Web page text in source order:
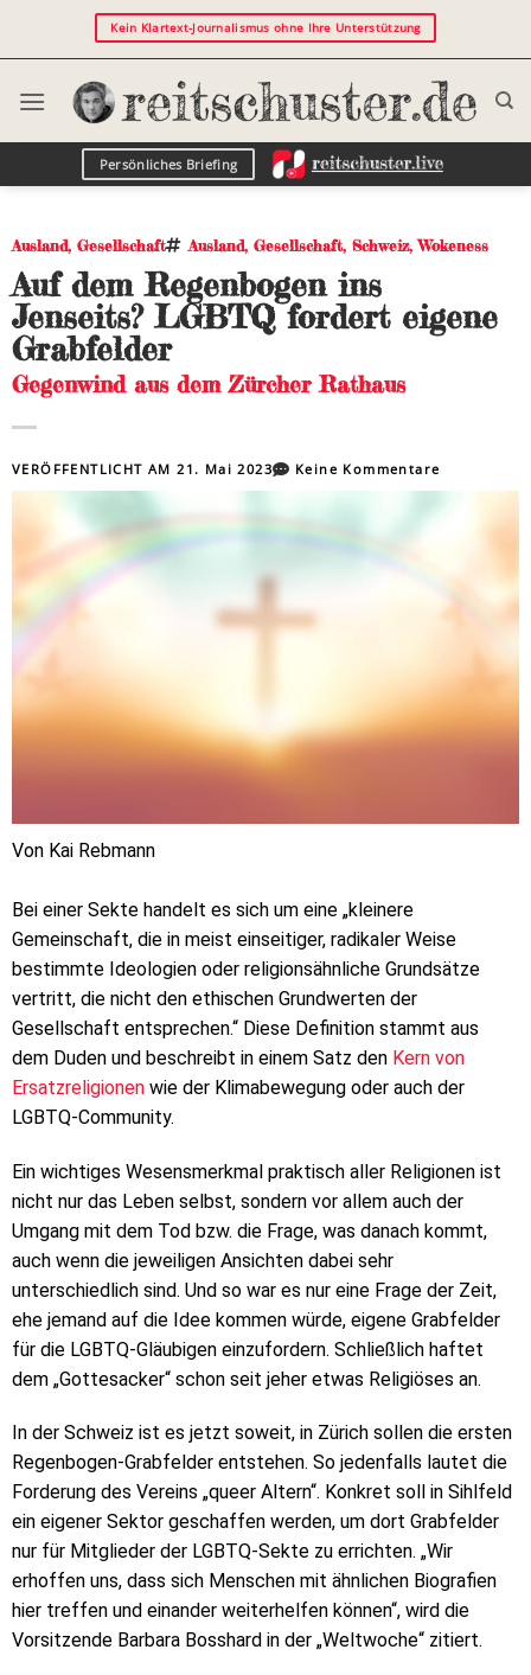
Kein Klartext-Journalismus ohne Ihre Unterstützung
Persönliches Briefing
Ausland, Gesellschaft Ausland, Gesellschaft, Schweiz,Wokeness
Auf dem Regenbogen ins
Jenseits? LGBTQ fordert eigene
Grabfelder
Gegenwind aus dem Zürcher Rathaus
VERÖFFENTLICHT AM21. Mai 2023 Keine Kommentare
Von Kai Rebmann
Bei einer Sekte handelt es sich um eine „kleinere
Gemeinschaft, die in meist einseitiger, radikaler Weise
bestimmte Ideologien oder religionsähnliche Grundsätze
vertritt, die nicht den ethischen Grundwerten der
Gesellschaft entsprechen.“ Diese Definition stammt aus
dem Duden und beschreibt in einem Satz den Kern von
Ersatzreligionen wie der Klimabewegung oder auch der
LGBTQ-Community.
Ein wichtiges Wesensmerkmal praktisch aller Religionen ist
nicht nur das Leben selbst, sondern vor allem auch der
Umgang mit dem Tod bzw. die Frage, was danach kommt,
auch wenn die jeweiligen Ansichten dabei sehr
unterschiedlich sind. Und so war es nur eine Frage der Zeit,
ehe jemand auf die Idee kommen würde, eigene Grabfelder
für die LGBTQ-Gläubigen einzufordern. Schließlich haftet
dem „Gottesacker“ schon seit jeher etwas Religiöses an.
In der Schweiz ist es jetzt soweit, in Zürich sollen die ersten
Regenbogen-Grabfelder entstehen. So jedenfalls lautet die
Forderung des Vereins „queer Altern“. Konkret soll in Sihlfeld
ein eigener Sektor geschaffen werden, um dort Grabfelder
nur für Mitglieder der LGBTQ-Sekte zu errichten. „Wir
erhoffen uns, dass sich Menschen mit ähnlichen Biografien
hier treffen und einander weiterhelfen können“, wird die
Vorsitzende Barbara Bosshard in der „Weltwoche“ zitiert.